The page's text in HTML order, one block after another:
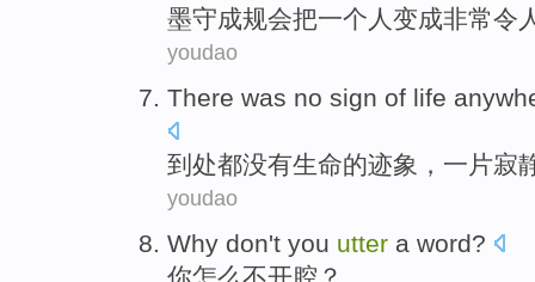
墨守成规会把一个 人 变成非常令
youdao
There was no sign of life
到处都没有生命的迹象 ，一片寂
youdao
Why don't you utter a word?
你怎么不开腔 ？